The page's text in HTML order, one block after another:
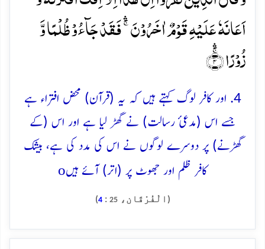
اَعَانَہٗ عَلَیۡہِ قَوۡمٌ اٰخَرُوۡنَ ۚۛ فَقَدۡ جَآءُوۡ ظُلۡمًا وَّ
زُوۡرًا ۚ﴿ۛ۴﴾
4. اور کافر لوگ کہتے ہیں کہ یہ (قرآن) محض افتراء ہے
جسے اس (مدعئ رسالت) نے گھڑ لیا ہے اور اس (کے
گھڑنے) پر دوسرے لوگوں نے اس کی مدد کی ہے، بیشک
کافر ظلم اور جھوٹ پر (اتر) آئے ہیںo
(الْفُرْقَان،25
:
4
)